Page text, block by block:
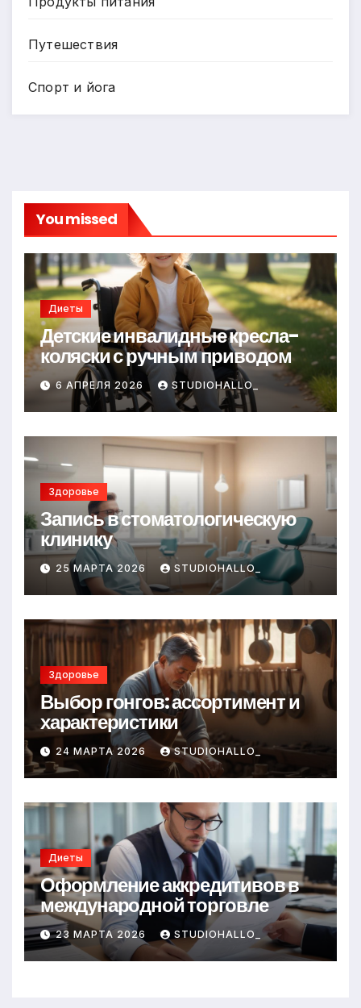
Путешествия
Спорт и йога
You missed
Диеты
Детские инвалидные кресла-
коляски с ручным приводом
6 АПРЕЛЯ 2026 STUDIOHALLO_
Здоровье
Запись в стоматологическую
клинику
25 МАРТА 2026 STUDIOHALLO_
Здоровье
Выбор гонгов: ассортимент и
характеристики
24 МАРТА 2026 STUDIOHALLO_
Диеты
Оформление аккредитивов в
международной торговле
23 МАРТА 2026 STUDIOHALLO_